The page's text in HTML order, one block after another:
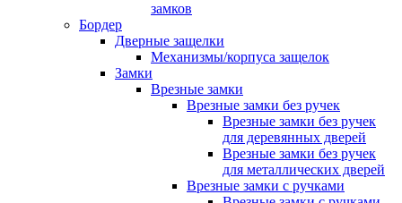
замков
Бордер
Дверные защелки
Механизмы/корпуса защелок
Замки
Врезные замки
Врезные замки без ручек
Врезные замки без ручек
для деревянных дверей
Врезные замки без ручек
для металлических дверей
Врезные замки с ручками